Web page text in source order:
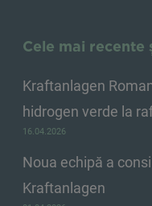
Cele mai recente
Kraftanlagen
hidrogen verde la
16.04.2026
Noua echipă a
Kraftanlagen